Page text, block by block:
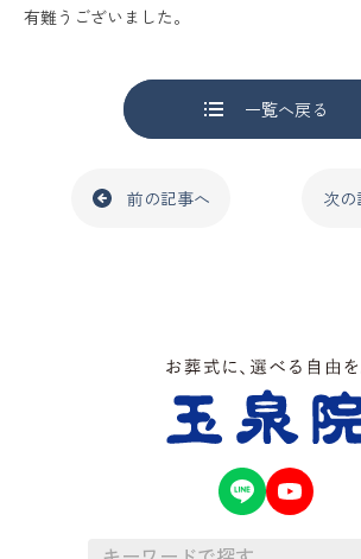
有難うございました。
一覧へ戻る
前の記事へ 次の